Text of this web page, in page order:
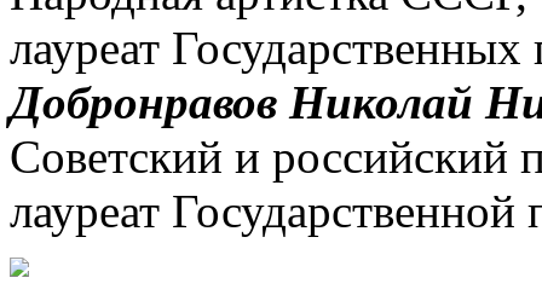
лауреат
Добронравов Николай
Советский и российский
лауреат